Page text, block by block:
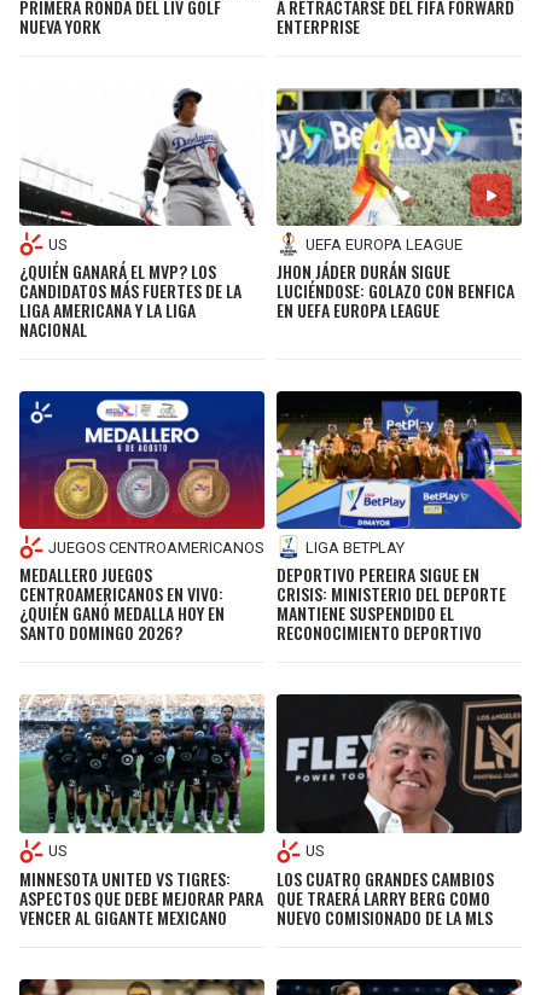
PRIMERA RONDA DEL LIV GOLF
NUEVA YORK
A RETRACTARSE DEL FIFA FORWARD
ENTERPRISE
US
¿QUIÉN GANARÁ EL MVP? LOS
CANDIDATOS MÁS FUERTES DE LA
LIGA AMERICANA Y LA LIGA
NACIONAL
UEFA EUROPA LEAGUE
JHON JÁDER DURÁN SIGUE
LUCIÉNDOSE: GOLAZO CON BENFICA
EN UEFA EUROPA LEAGUE
JUEGOS CENTROAMERICANOS
MEDALLERO JUEGOS
CENTROAMERICANOS EN VIVO:
¿QUIÉN GANÓ MEDALLA HOY EN
SANTO DOMINGO 2026?
LIGA BETPLAY
DEPORTIVO PEREIRA SIGUE EN
CRISIS: MINISTERIO DEL DEPORTE
MANTIENE SUSPENDIDO EL
RECONOCIMIENTO DEPORTIVO
US
MINNESOTA UNITED VS TIGRES:
ASPECTOS QUE DEBE MEJORAR PARA
VENCER AL GIGANTE MEXICANO
US
LOS CUATRO GRANDES CAMBIOS
QUE TRAERÁ LARRY BERG COMO
NUEVO COMISIONADO DE LA MLS